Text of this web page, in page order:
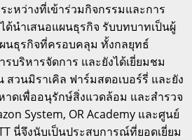
ะหว่างที่เข้าร่วมกิจกรรมและการ
ด้นำเสนอแผนธุรกิจ รับบทบาทเป็นผู้
นธุรกิจที่ครอบคลุม ทั้งกลยุทธ์
รบริหารจัดการ และยังได้เยี่ยมชม
สวนมิราเคิล ฟาร์มสตอเบอร์รี่ และยัง
ดเพื่ออนุรักษ์สิ่งแวดล้อม และสำรวจ
System, OR Academy และศูนย์
นี่จึงนับเป็นประสบการณ์ที่ยอดเยี่ยม